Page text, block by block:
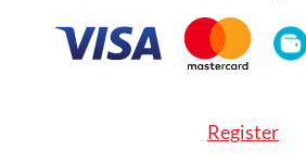
Register